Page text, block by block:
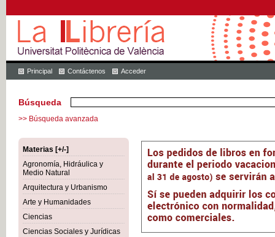
Principal Contáctenos Acceder
Búsqueda
>> Búsqueda avanzada
Materias [+/-]
Agronomía, Hidráulica y
Medio Natural
Arquitectura y Urbanismo
Arte y Humanidades
Ciencias
Ciencias Sociales y Jurídicas